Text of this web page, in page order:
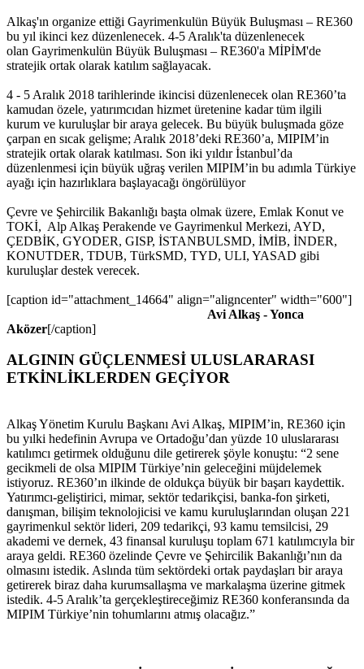
Alkaş'ın organize ettiği Gayrimenkulün Büyük Buluşması – RE360
bu yıl ikinci kez düzenlenecek. 4-5 Aralık'ta düzenlenecek
olan Gayrimenkulün Büyük Buluşması – RE360'a MİPİM'de
stratejik ortak olarak katılım sağlayacak.
4 - 5 Aralık 2018 tarihlerinde ikincisi düzenlenecek olan RE360’ta
kamudan özele, yatırımcıdan hizmet üretenine kadar tüm ilgili
kurum ve kuruluşlar bir araya gelecek. Bu büyük buluşmada göze
çarpan en sıcak gelişme; Aralık 2018’deki RE360’a, MIPIM’in
stratejik ortak olarak katılması. Son iki yıldır İstanbul’da
düzenlenmesi için büyük uğraş verilen MIPIM’in bu adımla Türkiye
ayağı için hazırlıklara başlayacağı öngörülüyor
Çevre ve Şehircilik Bakanlığı başta olmak üzere, Emlak Konut ve
TOKİ, Alp Alkaş Perakende ve Gayrimenkul Merkezi, AYD,
ÇEDBİK, GYODER, GISP, İSTANBULSMD, İMİB, İNDER,
KONUTDER, TDUB, TürkSMD, TYD, ULI, YASAD gibi
kuruluşlar destek verecek.
[caption id="attachment_14664" align="aligncenter" width="600"]
Avi Alkaş - Yonca
Aközer[/caption]
ALGININ GÜÇLENMESİ ULUSLARARASI
ETKİNLİKLERDEN GEÇİYOR
Alkaş Yönetim Kurulu Başkanı Avi Alkaş, MIPIM’in, RE360 için
bu yılki hedefinin Avrupa ve Ortadoğu’dan yüzde 10 uluslararası
katılımcı getirmek olduğunu dile getirerek şöyle konuştu: “2 sene
gecikmeli de olsa MIPIM Türkiye’nin geleceğini müjdelemek
istiyoruz. RE360’ın ilkinde de oldukça büyük bir başarı kaydettik.
Yatırımcı-geliştirici, mimar, sektör tedarikçisi, banka-fon şirketi,
danışman, bilişim teknolojicisi ve kamu kuruluşlarından oluşan 221
gayrimenkul sektör lideri, 209 tedarikçi, 93 kamu temsilcisi, 29
akademi ve dernek, 43 finansal kuruluşu toplam 671 katılımcıyla bir
araya geldi. RE360 özelinde Çevre ve Şehircilik Bakanlığı’nın da
olmasını istedik. Aslında tüm sektördeki ortak paydaşları bir araya
getirerek biraz daha kurumsallaşma ve markalaşma üzerine gitmek
istedik. 4-5 Aralık’ta gerçekleştireceğimiz RE360 konferansında da
MIPIM Türkiye’nin tohumlarını atmış olacağız.”